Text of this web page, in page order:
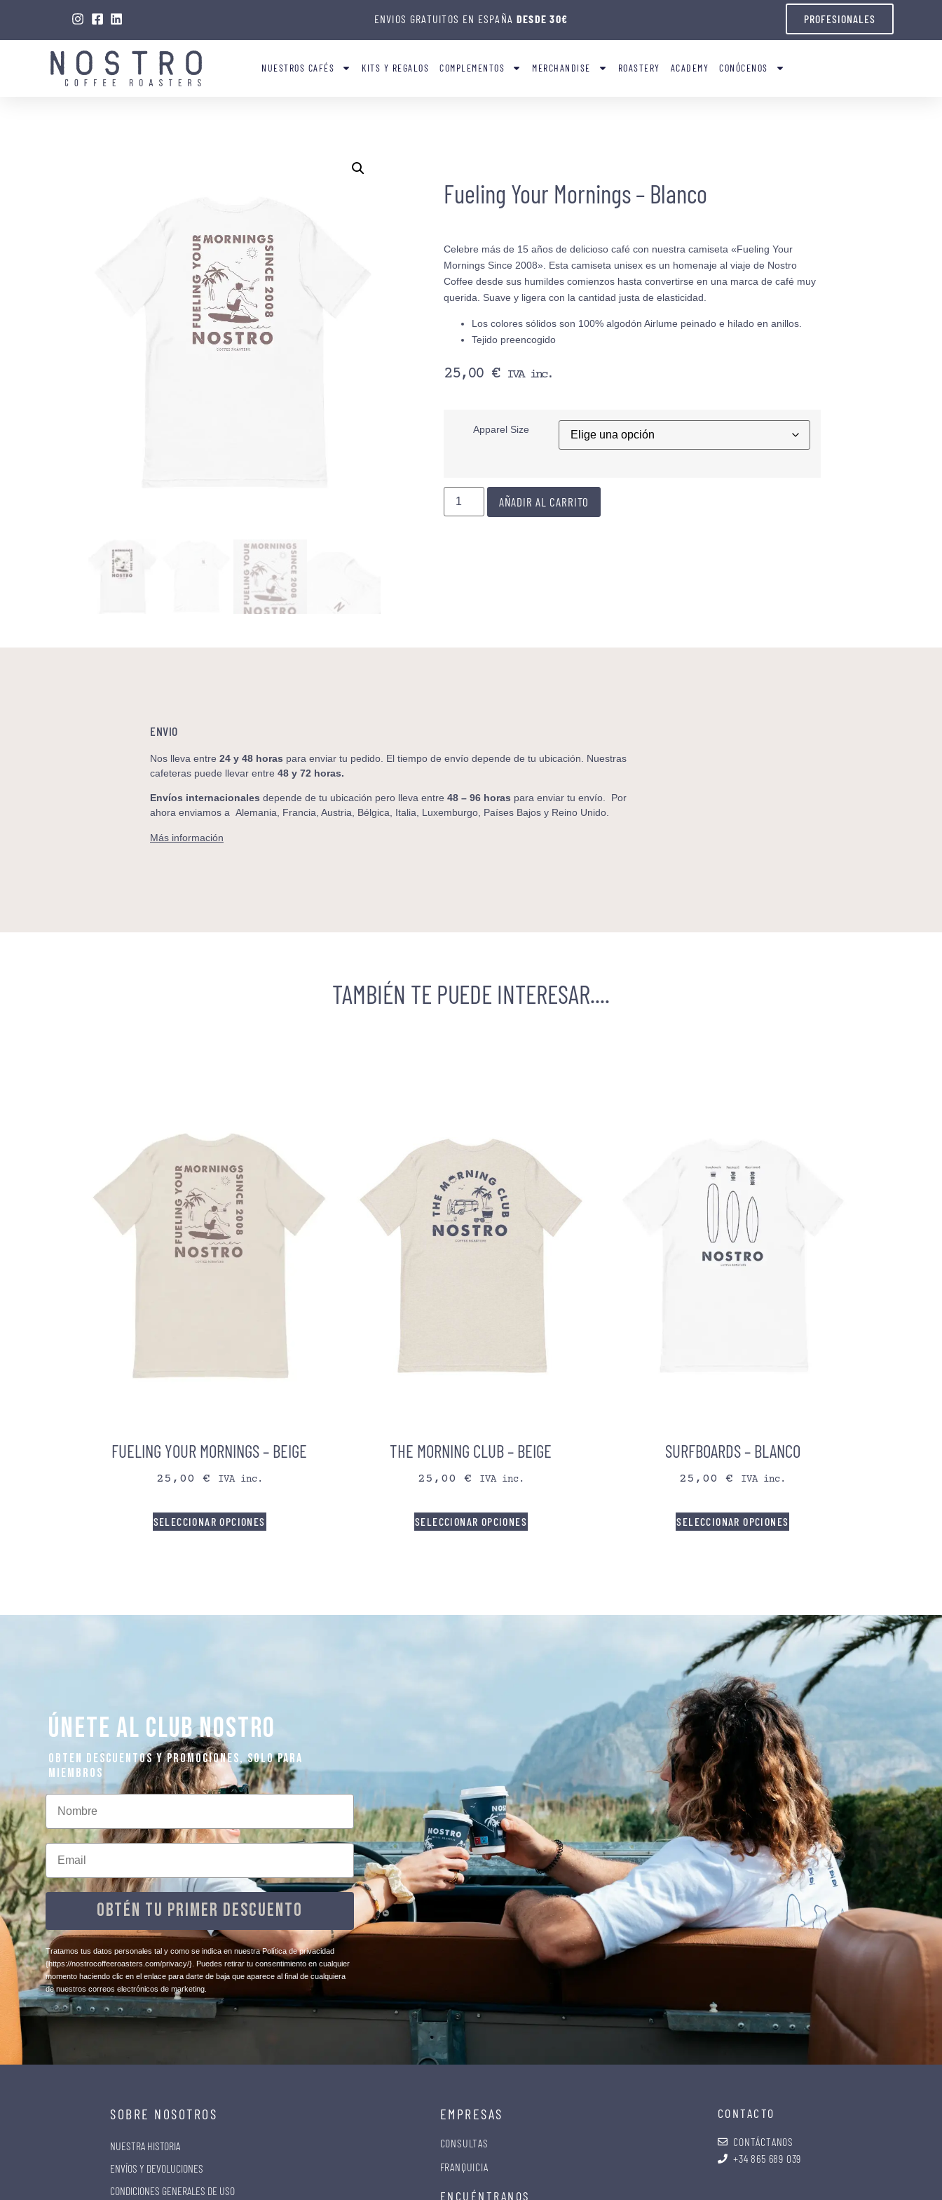
ENVIOS GRATUITOS EN ESPAÑA DESDE 30€ PROFESIONALES
NUESTROS CAFÉS KITS Y REGALOS COMPLEMENTOS MERCHANDISE ROASTERY ACADEMY CONÓCENOS
Fueling Your Mornings – Blanco
Celebre más de 15 años de delicioso café con nuestra camiseta «Fueling Your
Mornings Since 2008». Esta camiseta unisex es un homenaje al viaje de Nostro
Coffee desde sus humildes comienzos hasta convertirse en una marca de café muy
querida. Suave y ligera con la cantidad justa de elasticidad.
Los colores sólidos son 100% algodón Airlume peinado e hilado en anillos.
Tejido preencogido
25,00 € IVA inc.
Apparel Size
AÑADIR AL CARRITO
ENVIO
Nos lleva entre 24 y 48 horas para enviar tu pedido. El tiempo de envío depende de tu ubicación. Nuestras
cafeteras puede llevar entre 48 y 72 horas.
Envíos internacionales depende de tu ubicación pero lleva entre 48 – 96 horas para enviar tu envío. Por
ahora enviamos a Alemania, Francia, Austria, Bélgica, Italia, Luxemburgo, Países Bajos y Reino Unido.
Más información
TAMBIÉN TE PUEDE INTERESAR....
FUELING YOUR MORNINGS – BEIGE
25,00 € IVA inc.
SELECCIONAR OPCIONES
THE MORNING CLUB – BEIGE
25,00 € IVA inc.
SELECCIONAR OPCIONES
SURFBOARDS – BLANCO
25,00€ IVA inc.
SELECCIONAR OPCIONES
ÚNETE AL CLUB NOSTRO
OBTEN DESCUENTOS Y PROMOCIONES, SOLO PARA
MIEMBROS
Nombre
Email
OBTÉN TU PRIMER DESCUENTO
​Tratamos tus datos personales tal y como se indica en nuestra Política de privacidad
{https://nostrocoffeeroasters.com/privacy/}. Puedes retirar tu consentimiento en cualquier
momento haciendo clic en el enlace para darte de baja que aparece al final de cualquiera
de nuestros correos electrónicos de marketing.
SOBRE NOSOTROS
NUESTRA HISTORIA
ENVÍOS Y DEVOLUCIONES
CONDICIONES GENERALES DE USO
EMPRESAS
CONSULTAS
FRANQUICIA
ENCUÉNTRANOS
CONTACTO
CONTÁCTANOS
+34 865 689 039